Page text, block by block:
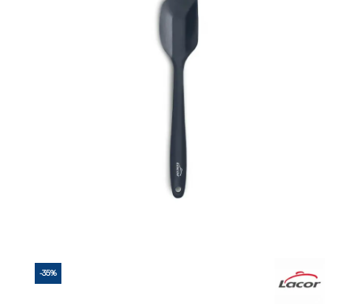
-35%